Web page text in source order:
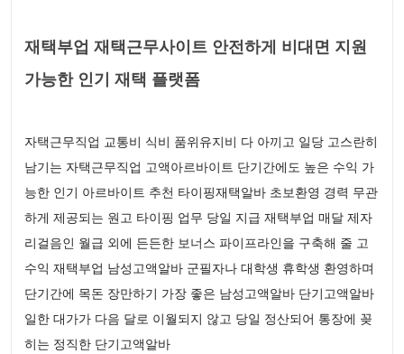
재택부업 재택근무사이트 안전하게 비대면 지원
가능한 인기 재택 플랫폼
자택근무직업 교통비 식비 품위유지비 다 아끼고 일당 고스란히
남기는 자택근무직업 고액아르바이트 단기간에도 높은 수익 가
능한 인기 아르바이트 추천 타이핑재택알바 초보환영 경력 무관
하게 제공되는 원고 타이핑 업무 당일 지급 재택부업 매달 제자
리걸음인 월급 외에 든든한 보너스 파이프라인을 구축해 줄 고
수익 재택부업 남성고액알바 군필자나 대학생 휴학생 환영하며
단기간에 목돈 장만하기 가장 좋은 남성고액알바 단기고액알바
일한 대가가 다음 달로 이월되지 않고 당일 정산되어 통장에 꽂
히는 정직한 단기고액알바